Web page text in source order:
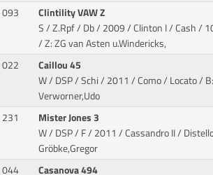
093
Clintility VAW Z
S / Z.Rpf / Db / 2009 / Clinton I / Cash/
/ Z: ZG van Asten u.Windericks,
022
Caillou 45
W / DSP / Schi / 2011 / Como / Locato/
Verworner,Udo
231
Mister Jones 3
W / DSP / F / 2011 / Cassandro II /
Gröbke,Gregor
044 Casanova 494